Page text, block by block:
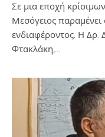
Σε μια εποχή
Μεσόγειος παραμένει
ενδιαφέροντος. Η Δρ.
Φτακλάκη,…